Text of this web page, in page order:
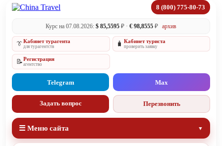
8 (800) 775-80-73
Курс на 07.08.2026: $ 85,5595 ₽ · € 98,8555 ₽ архив
👔Кабинет турагента
для турагентств 🧳 Кабинет туриста
проверить заявку
📝Регистрация
агентство
Telegram Max
Задать вопрос Перезвонить
☰ Меню сайта